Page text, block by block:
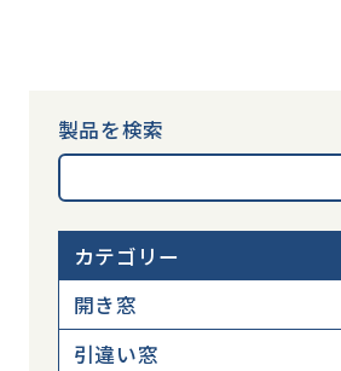
製品を検索
カテゴリー
開き窓
引違い窓